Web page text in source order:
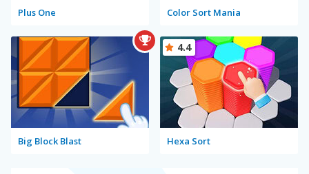
Plus One Color Sort Mania
Big Block Blast Hexa Sort
4.4